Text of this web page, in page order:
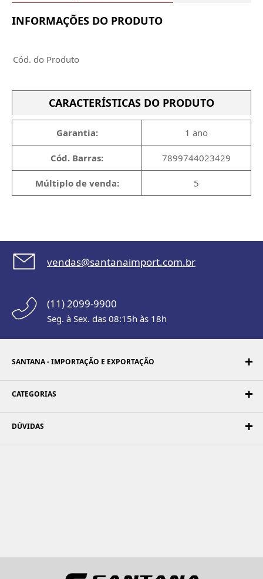
INFORMAÇÕES DO PRODUTO
Cód. do Produto
CARACTERÍSTICAS DO PRODUTO
Garantia: 1 ano
Cód. Barras: 7899744023429
Múltiplo de venda: 5
vendas@santanaimport.com.br
(11) 2099-9900
Seg. à Sex. das 08:15h às 18h
SANTANA - IMPORTAÇÃO E EXPORTAÇÃO
CATEGORIAS
DÚVIDAS